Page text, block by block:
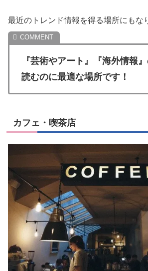
最近のトレンド情報を得る場所にもな
『芸術やアート』『海外情報
読むのに最適な場所です！
カフェ・喫茶店